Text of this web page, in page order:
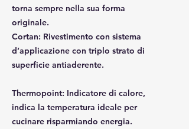
torna sempre nella sua forma
originale.
Cortan: Rivestimento con sistema
d’applicazione con triplo strato di
superficie antiaderente.
Thermopoint: Indicatore di calore,
indica la temperatura ideale per
cucinare risparmiando energia.